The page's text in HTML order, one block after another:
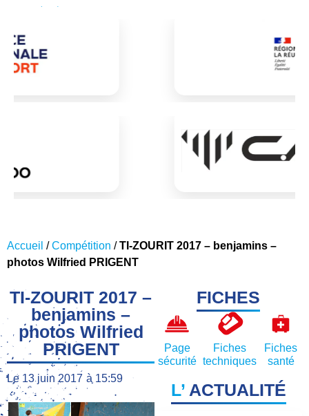
Accueil /Compétition /TI-ZOURIT 2017 – benjamins –
photos Wilfried PRIGENT
TI-ZOURIT 2017 –
benjamins –
photos Wilfried
PRIGENT
Le 13 juin 2017 à 15:59
FICHES
Page
sécurité
Fiches
techniques
Fiches
santé
L’ACTUALITÉ